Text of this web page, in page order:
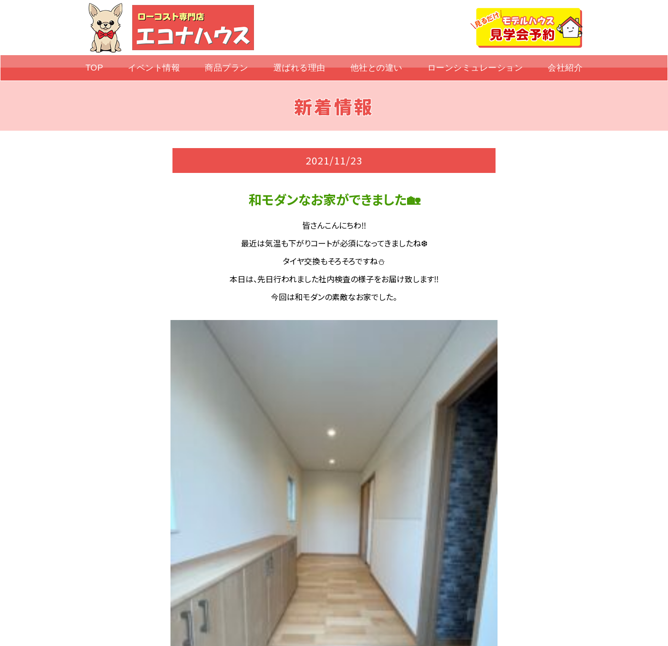
TOP イベント情報 商品プラン 選ばれる理由 他社との違い ローンシミュレーション 会社紹介
新着情報
2021/11/23
和モダンなお家ができました🏡
皆さんこんにちわ‼
最近は気温も下がりコートが必須になってきましたね❆
タイヤ交換もそろそろですね⛄
本日は、先日行われました社内検査の様子をお届け致します‼
今回は和モダンの素敵なお家でした。